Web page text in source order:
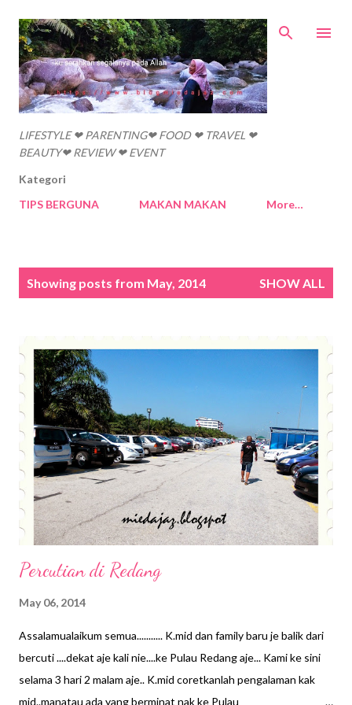
Skip to main content
LIFESTYLE ❤ PARENTING❤ FOOD ❤ TRAVEL ❤
BEAUTY❤ REVIEW ❤ EVENT
Kategori
TIPS BERGUNA
MAKAN MAKAN More…
Showing posts from May, 2014 SHOW ALL
Percutian di Redang
May 06, 2014
Assalamualaikum semua........... K.mid dan family baru je balik dari
bercuti ....dekat aje kali nie....ke Pulau Redang aje... Kami ke sini
selama 3 hari 2 malam aje.. K.mid coretkanlah pengalaman kak
mid..manatau ada yang berminat nak ke Pulau